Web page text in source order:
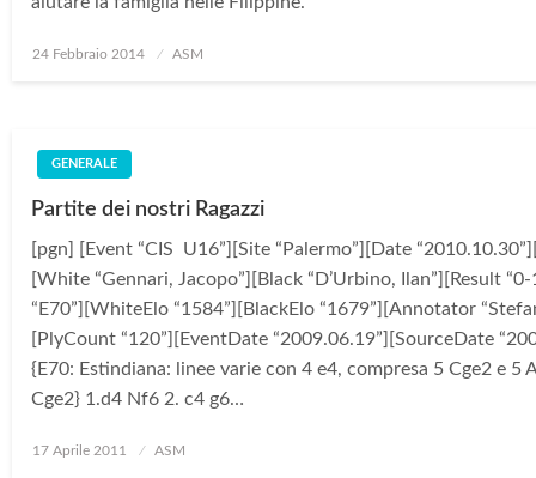
Posted
24 Febbraio 2014 ASM
GENERALE
Partite dei nostri Ragazzi
[pgn] [Event “CIS U16”][Site “Palermo”][Date
[White “Gennari, Jacopo”][Black “D’Urbino, Ilan”][Result “0-
“E70”][WhiteElo “1584”][BlackElo “1679”][Annotator
[PlyCount “120”][EventDate “2009.06.19”][SourceDate
{E70: Estindiana: linee varie con 4 e4, compresa 5 Cge2 e 5
Cge2} 1.d4 Nf6 2. c4 g6…
Posted
17 Aprile 2011 ASM